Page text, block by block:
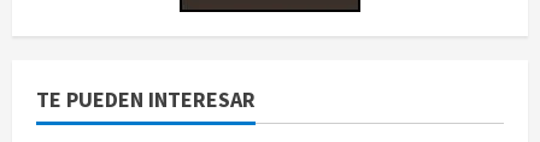
TE PUEDEN INTERESAR